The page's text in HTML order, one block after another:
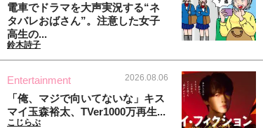
電車でドラマを大声実況する“ネ
タバレおばさん”。注意した女子
高生の...
鈴木詩子
Entertainment 2026.08.06
「俺、マジで向いてないな」キス
マイ玉森裕太、TVer1000万再生...
こじらぶ